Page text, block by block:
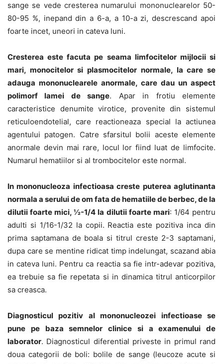
sange se vede cresterea numarului mononuclearelor 50-
80-95 %, inepand din a 6-a, a 10-a zi, descrescand apoi
foarte incet, uneori in cateva luni.
Cresterea este facuta pe seama limfocitelor mijlocii si
mari, monocitelor si plasmocitelor normale, la care se
adauga mononuclearele anormale, care dau un aspect
polimorf lamei de sange. Apar in frotiu elemente
caracteristice denumite virotice, provenite din sistemul
reticuloendotelial, care reactioneaza special la actiunea
agentului patogen. Catre sfarsitul bolii aceste elemente
anormale devin mai rare, locul lor fiind luat de limfocite.
Numarul hematiilor si al trombocitelor este normal.
In mononucleoza infectioasa creste puterea aglutinanta
normala a serului de om fata de hematiile de berbec, de la
dilutii foarte mici, ½-1/4 la dilutii foarte mari: 1/64 pentru
adulti si 1/16-1/32 la copii. Reactia este pozitiva inca din
prima saptamana de boala si titrul creste 2-3 saptamani,
dupa care se mentine ridicat timp indelungat, scazand abia
in cateva luni. Pentru ca reactia sa fie intr-adevar pozitiva,
ea trebuie sa fie repetata si in dinamica titrul anticorpilor
sa creasca.
Diagnosticul pozitiv al mononucleozei infectioase se
pune pe baza semnelor clinice si a examenului de
laborator. Diagnosticul diferential priveste in primul rand
doua categorii de boli: bolile de sange (leucoze acute si